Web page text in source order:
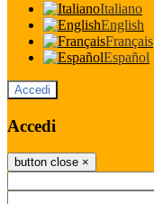
Italiano
English
Français
Español
Accedi
Accedi
button close ×